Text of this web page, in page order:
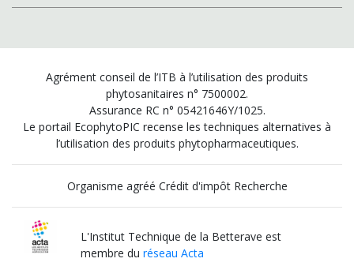
Agrément conseil de l’ITB à l’utilisation des produits
phytosanitaires n° 7500002.
Assurance RC n° 05421646Y/1025.
Le portail EcophytoPIC recense les techniques alternatives à
l’utilisation des produits phytopharmaceutiques.
Organisme agréé Crédit d'impôt Recherche
L'Institut Technique de la Betterave est
membre duréseau Acta